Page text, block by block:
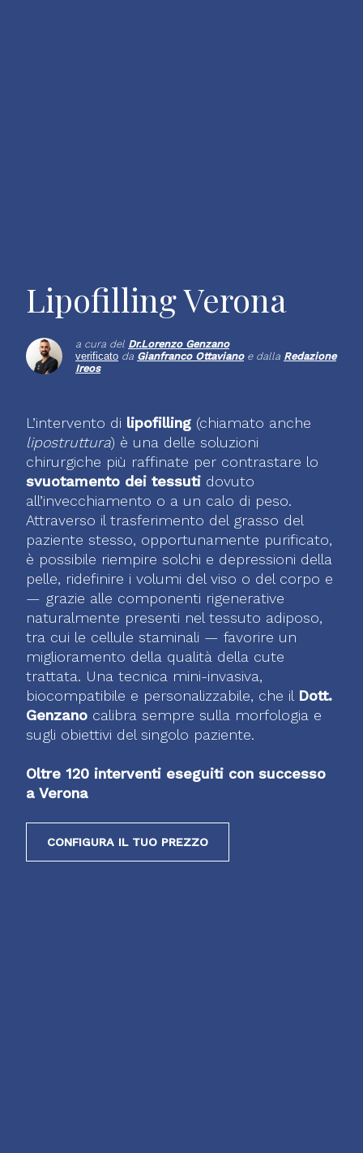
Lipofilling Verona
a cura del Dr.Lorenzo Genzano
verificato da Gianfranco Ottavianoe dalla Redazione
Ireos
L’intervento di lipofilling (chiamato anche
lipostruttura) è una delle soluzioni
chirurgiche più raffinate per contrastare lo
svuotamento dei tessuti dovuto
all’invecchiamento o a un calo di peso.
Attraverso il trasferimento del grasso del
paziente stesso, opportunamente purificato,
è possibile riempire solchi e depressioni della
pelle, ridefinire i volumi del viso o del corpo e
— grazie alle componenti rigenerative
naturalmente presenti nel tessuto adiposo,
tra cui le cellule staminali — favorire un
miglioramento della qualità della cute
trattata. Una tecnica mini-invasiva,
biocompatibile e personalizzabile, che il Dott.
Genzano calibra sempre sulla morfologia e
sugli obiettivi del singolo paziente.
Oltre 120 interventi eseguiti con successo
a Verona
CONFIGURA IL TUO PREZZO